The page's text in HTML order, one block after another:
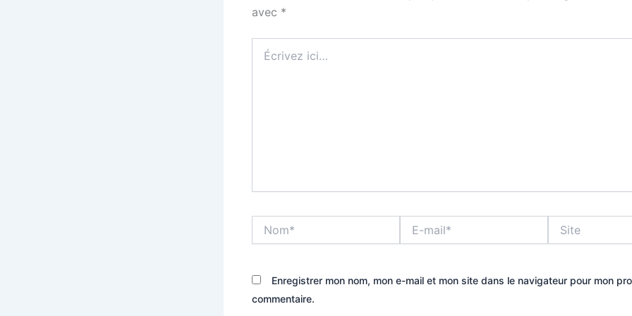
avec *
ici…
mail*
Enregistrer mon nom, mon e-mail et mon site dans le navigateur pour mon
commentaire.